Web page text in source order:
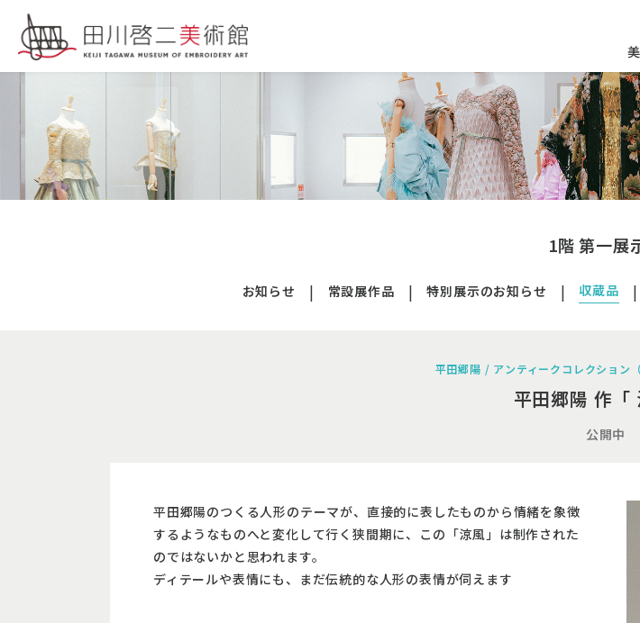
1階 第一展
お知らせ 常設展作品 特別展示のお知らせ 収蔵品
平田郷陽 / アンティークコレクション
平田郷陽 作「
公開中
平田郷陽のつくる人形のテーマが、直接的に表したものから情緒を象徴
するようなものへと変化して行く狭間期に、この「涼風」は制作された
のではないかと思われます。
ディテールや表情にも、まだ伝統的な人形の表情が伺えます